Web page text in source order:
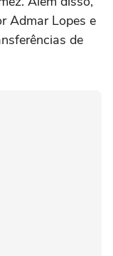
Admar Lopes e
de